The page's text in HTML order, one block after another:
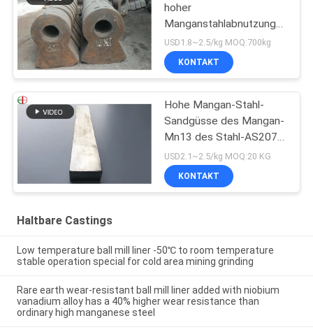
hoher
Manganstahlabnutzungs-
Hammer, hoher Chrom-
Legierungs-Form-Stahl-
Hammer EB19047
USD1.8~2.5/kg MOQ:700kg
KONTAKT
Hohe Mangan-Stahl-
Sandgüsse des Mangan-
Mn13 des Stahl-AS2074
H1A hohe
USD2.1~2.5/kg MOQ:20 KG
KONTAKT
Haltbare Castings
Low temperature ball mill liner -50℃ to room temperature
stable operation special for cold area mining grinding
Rare earth wear-resistant ball mill liner added with niobium
vanadium alloy has a 40% higher wear resistance than
ordinary high manganese steel